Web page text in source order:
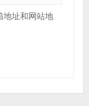
地址和网站地